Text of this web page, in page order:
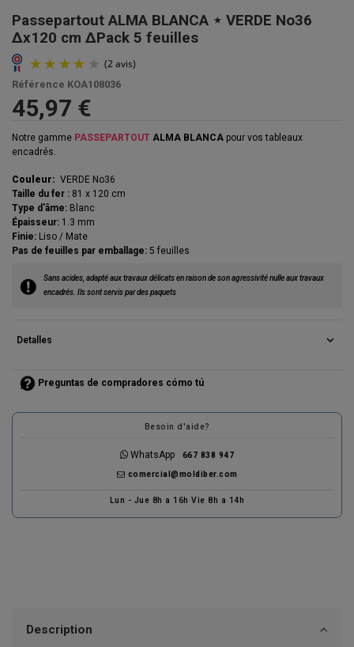
Passepartout ALMA BLANCA ⋆ VERDE No36
Δx120 cm ΔPack 5 feuilles
(2 avis)
Référence KOA108036
45,97 €
Notre gamme PASSEPARTOUT ALMA BLANCA pour vos tableaux
encadrés.
Couleur: VERDE No36
Taille du fer : 81 x 120 cm
Type d'âme: Blanc
Épaisseur: 1.3 mm
Finie: Liso / Mate
Pas de feuilles par emballage: 5 feuilles
Sans acides, adapté aux travaux délicats en raison de son agressivité nulle aux travaux
encadrés. Ils sont servis par des paquets
Detalles expand_more
Preguntas de compradores cómo tú
Besoin d'aide?
WhatsApp 667 838 947
comercial@moldiber.com
Lun - Jue 8h a 16h Vie 8h a 14h
Description